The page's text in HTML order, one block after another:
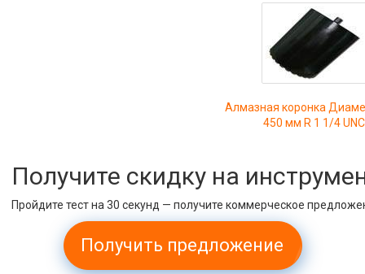
Алмазная коронка
450 мм R 1 1/4 UNC
Получите скидку на
Пройдите тест на 30 секунд — получите коммерческое
Получить предложение